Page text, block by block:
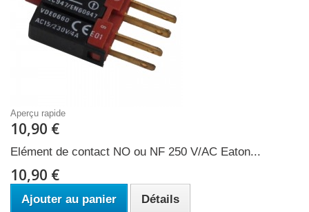
Aperçu rapide
10,90 €
Elément de contact NO ou NF 250 V/AC Eaton...
10,90 €
Ajouter au panier Détails